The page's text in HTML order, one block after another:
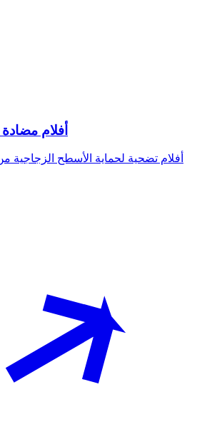
أفلام
أفلام تضحية لحماية الأسطح الزجاجية